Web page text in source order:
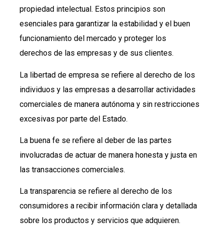
propiedad intelectual. Estos principios son
esenciales para garantizar la estabilidad y el buen
funcionamiento del mercado y proteger los
derechos de las empresas y de sus clientes.
La libertad de empresa se refiere al derecho de los
individuos y las empresas a desarrollar actividades
comerciales de manera autónoma y sin restricciones
excesivas por parte del Estado.
La buena fe se refiere al deber de las partes
involucradas de actuar de manera honesta y justa en
las transacciones comerciales.
La transparencia se refiere al derecho de los
consumidores a recibir información clara y detallada
sobre los productos y servicios que adquieren.